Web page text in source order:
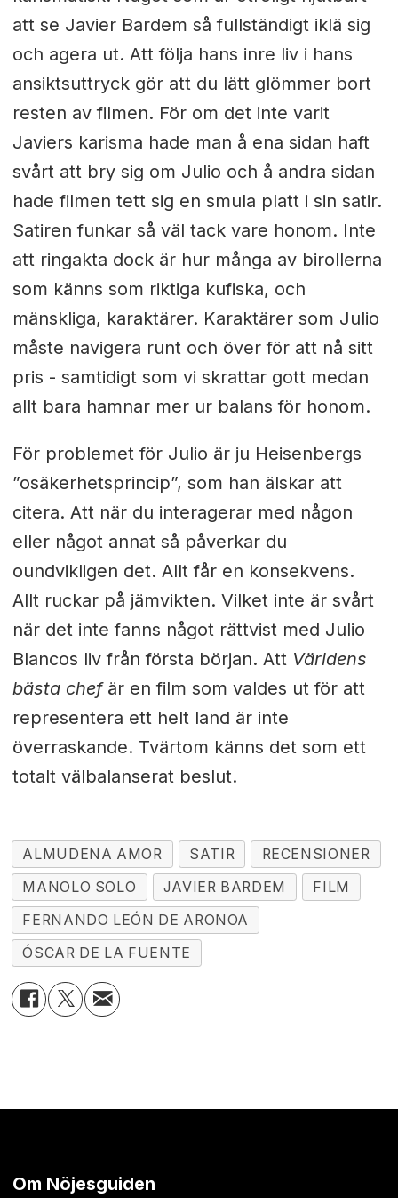
att se Javier Bardem så fullständigt iklä sig
och agera ut. Att följa hans inre liv i hans
ansiktsuttryck gör att du lätt glömmer bort
resten av filmen. För om det inte varit
Javiers karisma hade man å ena sidan haft
svårt att bry sig om Julio och å andra sidan
hade filmen tett sig en smula platt i sin satir.
Satiren funkar så väl tack vare honom. Inte
att ringakta dock är hur många av birollerna
som känns som riktiga kufiska, och
mänskliga, karaktärer. Karaktärer som Julio
måste navigera runt och över för att nå sitt
pris - samtidigt som vi skrattar gott medan
allt bara hamnar mer ur balans för honom.
För problemet för Julio är ju Heisenbergs
”osäkerhetsprincip”, som han älskar att
citera. Att när du interagerar med någon
eller något annat så påverkar du
oundvikligen det. Allt får en konsekvens.
Allt ruckar på jämvikten. Vilket inte är svårt
när det inte fanns något rättvist med Julio
Blancos liv från första början. Att Världens
bästa chef är en film som valdes ut för att
representera ett helt land är inte
överraskande. Tvärtom känns det som ett
totalt välbalanserat beslut.
ALMUDENA AMOR SATIR
RECENSIONER
MANOLO SOLO
JAVIER BARDEM
FILM
FERNANDO LEÓN DE ARONOA
ÓSCAR DE LA FUENTE
Om Nöjesguiden